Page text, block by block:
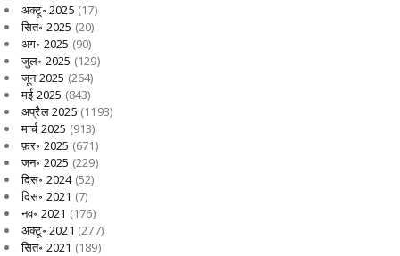
अक्टू॰ 2025 (17)
सित॰ 2025 (20)
अग॰ 2025 (90)
जुल॰ 2025 (129)
जून 2025 (264)
मई 2025 (843)
अप्रैल 2025 (1193)
मार्च 2025 (913)
फ़र॰ 2025 (671)
जन॰ 2025 (229)
दिस॰ 2024(52)
दिस॰ 2021 (7)
नव॰ 2021 (176)
अक्टू॰ 2021 (277)
सित॰ 2021 (189)